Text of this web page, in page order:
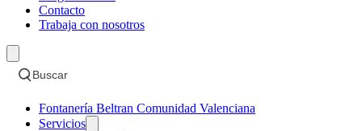
Contacto
Trabaja con nosotros
Buscar
Fontanería Beltran Comunidad Valenciana
Servicios